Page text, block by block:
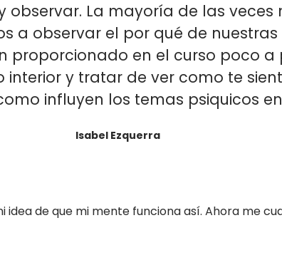
La mayoría de las veces
a observar el por qué de
proporcionado en el curso poco
y tratar de ver como te
influyen los temas psiquicos
Isabel Ezquerra
de que mi mente funciona así. Ahora me